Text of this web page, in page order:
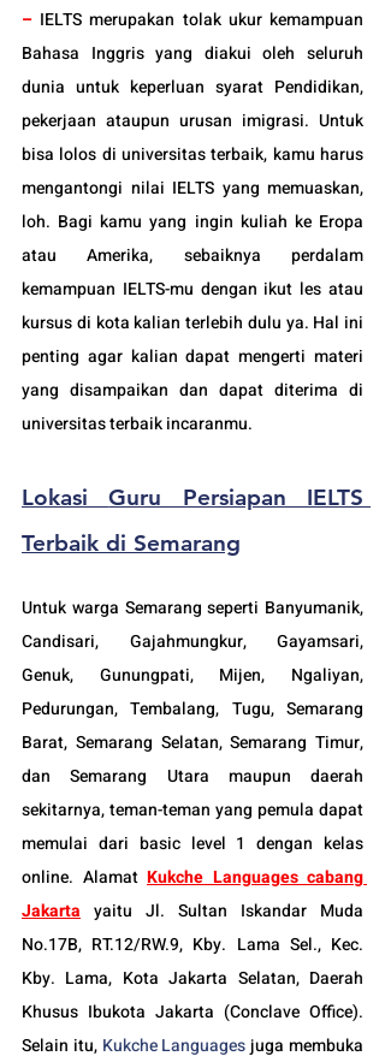
– IELTS merupakan tolak ukur kemampuan
Bahasa Inggris yang diakui oleh seluruh
dunia untuk keperluan syarat Pendidikan,
pekerjaan ataupun urusan imigrasi. Untuk
bisa lolos di universitas terbaik, kamu harus
mengantongi nilai IELTS yang memuaskan,
loh. Bagi kamu yang ingin kuliah ke Eropa
atau Amerika, sebaiknya perdalam
kemampuan IELTS-mu dengan ikut les atau
kursus di kota kalian terlebih dulu ya. Hal ini
penting agar kalian dapat mengerti materi
yang disampaikan dan dapat diterima di
universitas terbaik incaranmu.
Lokasi Guru Persiapan IELTS
Terbaik di Semarang
Untuk warga Semarang seperti Banyumanik,
Candisari, Gajahmungkur, Gayamsari,
Genuk, Gunungpati, Mijen, Ngaliyan,
Pedurungan, Tembalang, Tugu, Semarang
Barat, Semarang Selatan, Semarang Timur,
dan Semarang Utara maupun daerah
sekitarnya, teman-teman yang pemula dapat
memulai dari basic level 1 dengan kelas
online. Alamat Kukche Languages cabang
Jakarta yaitu Jl. Sultan Iskandar Muda
No.17B, RT.12/RW.9, Kby. Lama Sel., Kec.
Kby. Lama, Kota Jakarta Selatan, Daerah
Khusus Ibukota Jakarta (Conclave Office).
Selain itu, Kukche Languages juga membuka